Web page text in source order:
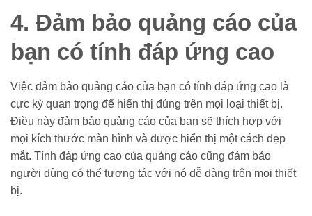
4. Đảm bảo quảng cáo của
bạn có tính đáp ứng cao
Việc đảm bảo quảng cáo của bạn có tính đáp ứng cao là
cực kỳ quan trọng để hiển thị đúng trên mọi loại thiết bị.
Điều này đảm bảo quảng cáo của bạn sẽ thích hợp với
mọi kích thước màn hình và được hiển thị một cách đẹp
mắt. Tính đáp ứng cao của quảng cáo cũng đảm bảo
người dùng có thể tương tác với nó dễ dàng trên mọi thiết
bị.